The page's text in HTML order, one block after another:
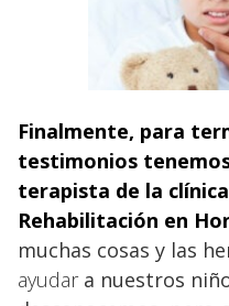
Finalmente, para
testimonios
terapista de la
Rehabilitación en
muchas cosas y las
ayudar a nuestros